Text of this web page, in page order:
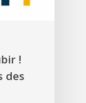
!
des